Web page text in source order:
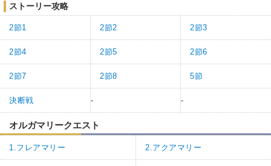
ストーリー攻略
2節1 2節2 2節3
2節4 2節5 2節6
2節7 2節8 5節
決断戦 - -
オルガマリークエスト
1.フレアマリー 2.アクアマリー